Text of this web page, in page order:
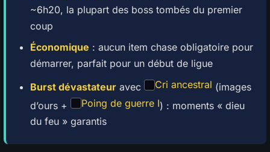
~6h20, la plupart des boss tombés du premier
coup
Économique : aucun item chase obligatoire pour
démarrer, parfait pour un début de ligue
Burst dévastateur avec Cri ancestral (images
d’ours +
Poing de guerre I) : moments « dieu
du feu » garantis